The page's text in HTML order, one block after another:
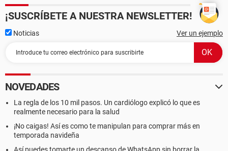
¡SUSCRÍBETE A NUESTRA NEWSLETTER!
Noticias Ver un ejemplo
NOVEDADES
La regla de los 10 mil pasos. Un cardiólogo explicó lo que es
realmente necesario para la salud
¡No caigas! Así es como te manipulan para comprar más en
temporada navideña